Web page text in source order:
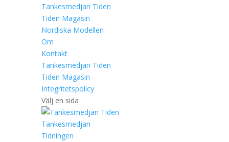
Tankesmedjan Tiden
Tiden Magasin
Nordiska Modellen
Om
Kontakt
Tankesmedjan Tiden
Tiden Magasin
Integritetspolicy
Välj en sida
Tankesmedjan
Tidningen